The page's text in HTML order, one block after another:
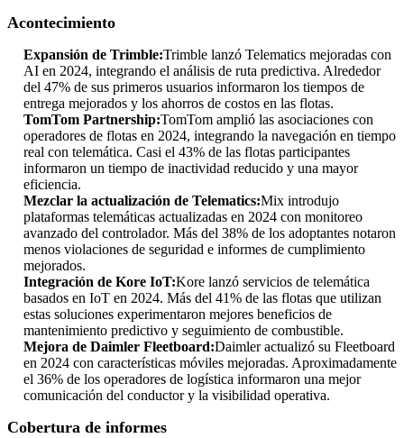
Acontecimiento
Expansión de Trimble:Trimble lanzó Telematics mejoradas con
AI en 2024, integrando el análisis de ruta predictiva. Alrededor
del 47% de sus primeros usuarios informaron los tiempos de
entrega mejorados y los ahorros de costos en las flotas.
TomTom Partnership:TomTom amplió las asociaciones con
operadores de flotas en 2024, integrando la navegación en tiempo
real con telemática. Casi el 43% de las flotas participantes
informaron un tiempo de inactividad reducido y una mayor
eficiencia.
Mezclar la actualización de Telematics:Mix introdujo
plataformas telemáticas actualizadas en 2024 con monitoreo
avanzado del controlador. Más del 38% de los adoptantes notaron
menos violaciones de seguridad e informes de cumplimiento
mejorados.
Integración de Kore IoT:Kore lanzó servicios de telemática
basados ​​en IoT en 2024. Más del 41% de las flotas que utilizan
estas soluciones experimentaron mejores beneficios de
mantenimiento predictivo y seguimiento de combustible.
Mejora de Daimler Fleetboard:Daimler actualizó su Fleetboard
en 2024 con características móviles mejoradas. Aproximadamente
el 36% de los operadores de logística informaron una mejor
comunicación del conductor y la visibilidad operativa.
Cobertura de informes